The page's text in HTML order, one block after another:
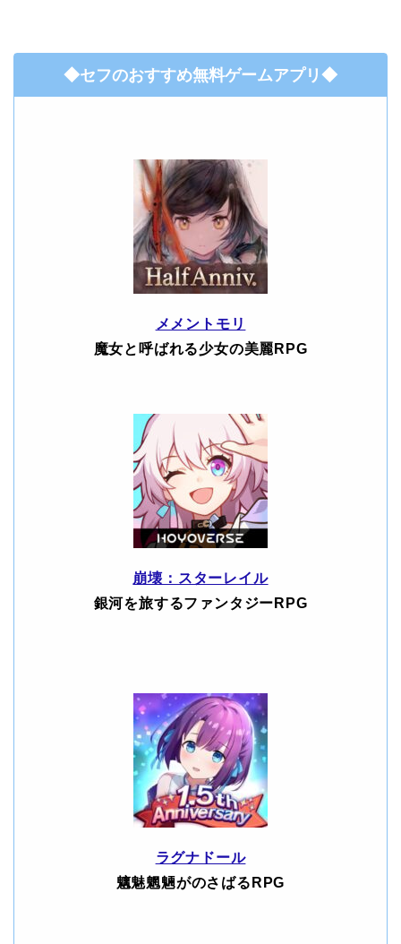
◆セフのおすすめ無料ゲームアプリ◆
メメントモリ
魔女と呼ばれる少女の美麗RPG
崩壊：スターレイル
銀河を旅するファンタジーRPG
ラグナドール
魑魅魍魎がのさばるRPG